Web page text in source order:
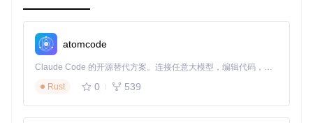
理需求。
可扩展性：尽管当前功能强大，但仍具备进一步扩展的可能
性。
管理工具，无论你是初学者还是经验丰富的 DBA，都能从它的
简便性和灵活性中受益。立即加入社区，探索更多可能，为你
atomcode
Claude Code 的开源替代方案。连接任意大模型，编辑代码，运行命令，自动验证 — 全自动执行。用 Rust 构建，极致性能。 ｜ An open-source alternative to Claude Code. Connect any LLM, edit code, run commands, and verify changes — autonomously. Built in Rust for speed. Get Started
Rust
0 539